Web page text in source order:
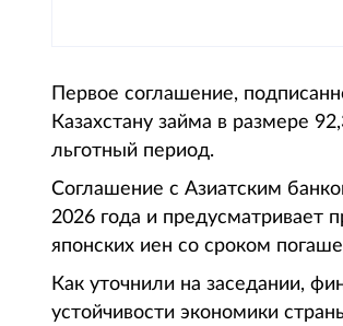
Первое соглашение,
Казахстану займа в размере
льготный период.
Соглашение с Азиатским
2026 года и предусматривает
японских иен со сроком
Как уточнили на заседании,
устойчивости экономики